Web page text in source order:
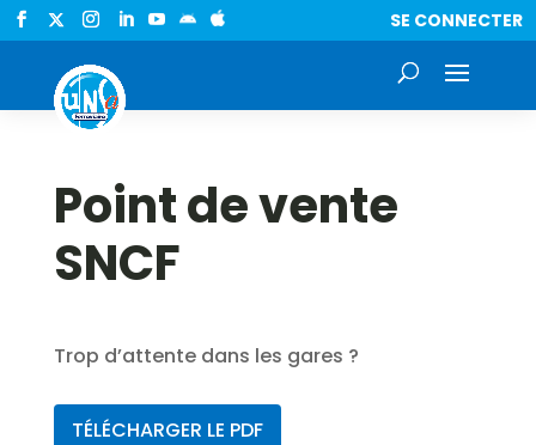
  SE CONNECTER
Point de vente
SNCF
Trop d’attente dans les gares ?
TÉLÉCHARGER LE PDF